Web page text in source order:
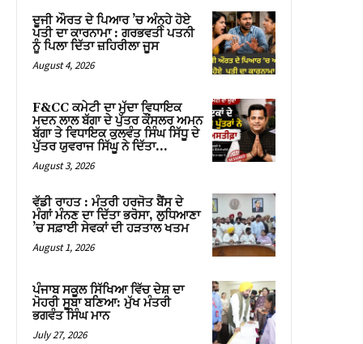
ਦੂਜੀ ਔਰਤ ਦੇ ਪਿਆਰ ’ਚ ਅੰਨ੍ਹੇ ਹੋਏ
ਪਤੀ ਦਾ ਕਾਰਨਾਮਾ : ਗਰਭਵਤੀ ਪਤਨੀ
ਨੂੰ ਪਿਲਾ ਦਿੱਤਾ ਜ਼ਹਿਰੀਲਾ ਜੂਸ
August 4, 2026
F&CC ਕਮੇਟੀ ਦਾ ਮੁੱਦਾ ਵਿਧਾਇਕ
ਮਦਨ ਲਾਲ ਬੱਗਾ ਦੇ ਪੁੱਤਰ ਕੌਂਸਲਰ ਅਮਨ
ਬੱਗਾ ਤੇ ਵਿਧਾਇਕ ਕੁਲਵੰਤ ਸਿੰਘ ਸਿੱਧੂ ਦੇ
ਪੁੱਤਰ ਯੁਵਰਾਜ ਸਿੱਘੂ ਨੇ ਦਿੱਤਾ...
August 3, 2026
ਵੱਡੀ ਰਾਹਤ : ਮੰਤਰੀ ਹਰਜੋਤ ਬੈਂਸ ਦੇ
ਮੰਗਾਂ ਮੰਨਣ ਦਾ ਦਿੱਤਾ ਭਰੋਸਾ, ਲੁਧਿਆਣਾ
’ਚ ਸਫ਼ਾਈ ਸੇਵਕਾਂ ਦੀ ਹੜਤਾਲ ਖਤਮ
August 1, 2026
ਪੰਜਾਬ ਸਕੂਲ ਸਿੱਖਿਆ ਵਿੱਚ ਦੇਸ਼ ਦਾ
ਮੋਹਰੀ ਸੂਬਾ ਬਣਿਆ: ਮੁੱਖ ਮੰਤਰੀ
ਭਗਵੰਤ ਸਿੰਘ ਮਾਨ
July 27, 2026